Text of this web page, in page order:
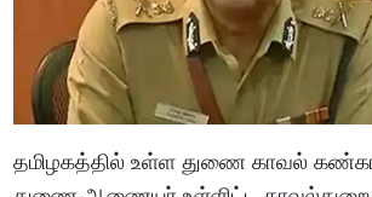
தமிழகத்தில் உள்ள துணை காவல்